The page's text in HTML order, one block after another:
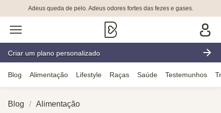
Adeus queda de pelo. Adeus odores fortes das fezes e gases.
Criar um plano personalizado
Blog Alimentação Lifestyle Raças Saúde Testemunhos
Blog Alimentação